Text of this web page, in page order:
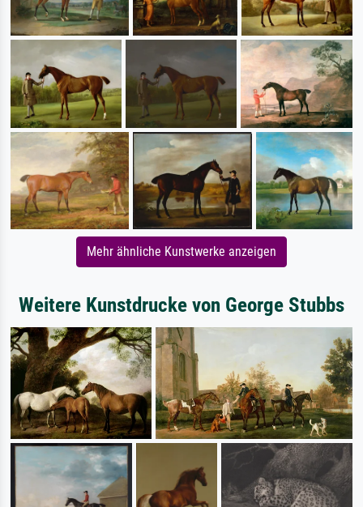
Mehr ähnliche Kunstwerke anzeigen
Weitere Kunstdrucke von George Stubbs